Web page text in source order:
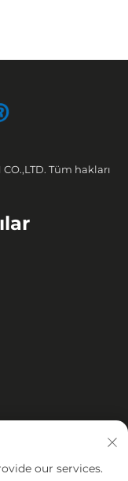
Tüm hakları
our services.